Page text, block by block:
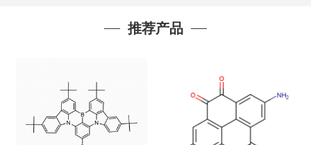
推荐产品